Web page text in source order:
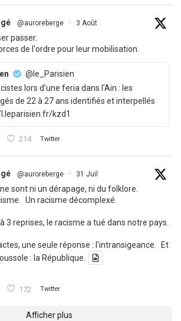
@auroreberge · 3 Août
passer.
de l'ordre pour leur mobilisation.
@le_Parisien
lors d’une feria dans l’Ain : les
de 22 à 27 ans identifiés et interpellés
kzd1
214 Twitter
@auroreberge · 31 Juil
sont ni un dérapage, ni du folklore.
Un racisme décomplexé.
3 reprises, le racisme a tué dans notre pays.
une seule réponse : l'intransigeance. Et
: la République.
172 Twitter
Afficher plus